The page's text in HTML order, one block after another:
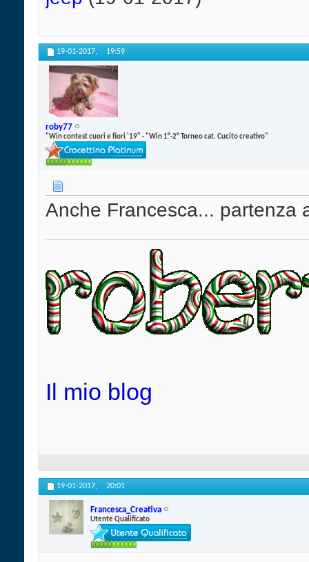
19-01-2017, 19:59
roby77
"Win contest cuori e fiori '19" - "Win 1°-2° Torneo cat. Cucito creativo"
Anche Francesca... partenza
Il mio blog
19-01-2017, 20:01
Francesca_Creativa
Utente Qualificato